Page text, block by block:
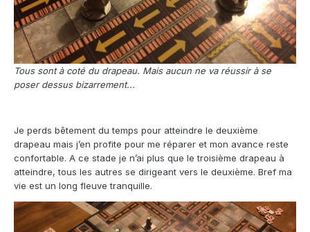
Tous sont à coté du drapeau. Mais aucun ne va réussir à se
poser dessus bizarrement...
Je perds bêtement du temps pour atteindre le deuxième
drapeau mais j’en profite pour me réparer et mon avance reste
confortable. A ce stade je n’ai plus que le troisième drapeau à
atteindre, tous les autres se dirigeant vers le deuxième. Bref ma
vie est un long fleuve tranquille.